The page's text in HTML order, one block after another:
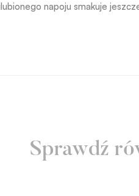
napoju smakuje
Sprawdź